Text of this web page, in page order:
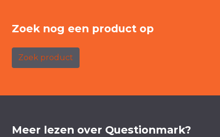
Zoek nog een product op
Zoek product
Meer lezen over Questionmark?